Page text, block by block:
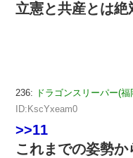
立憲と共産とは
236: ドラゴンスリーパー(福
ID:KscYxeam0
>>11
これまでの姿勢